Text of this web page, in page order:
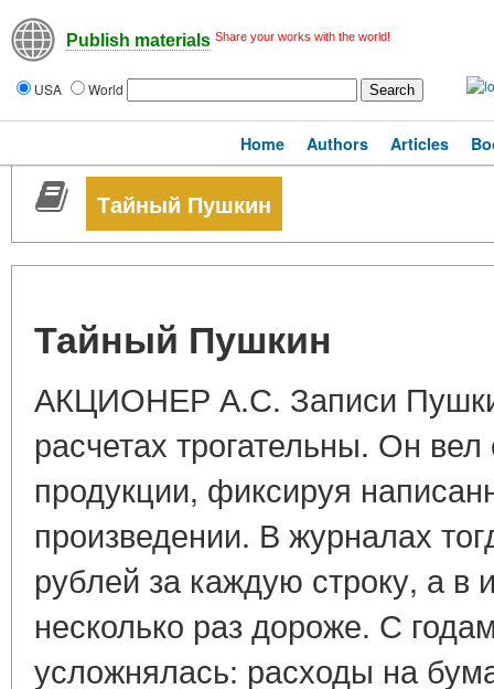
Publish materials Share your works with the world!
USA World
Home Authors Articles
Тайный Пушкин
Тайный Пушкин
АКЦИОНЕР А.С. Записи
расчетах трогательны. Он вел
продукции, фиксируя
произведении. В журналах
рублей за каждую строку, а в
несколько раз дороже. С
усложнялась: расходы на